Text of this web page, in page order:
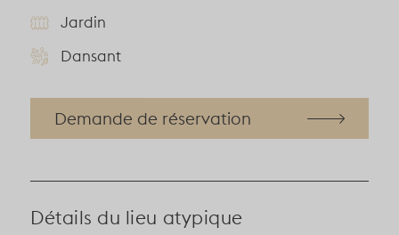
Jardin
Dansant
Demande de réservation
Détails du lieu atypique